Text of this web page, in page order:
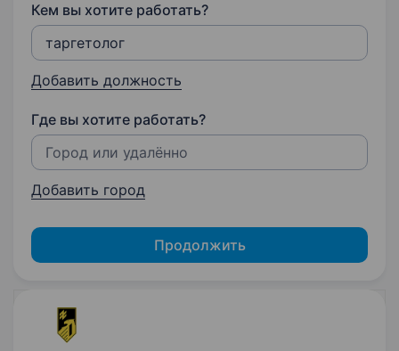
Кем вы хотите работать?
Добавить должность
Где вы хотите работать?
Добавить город
Продолжить